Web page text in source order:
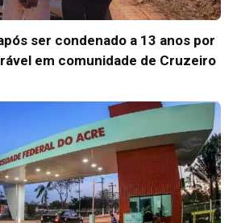
ser condenado a 13 anos por
em comunidade de Cruzeiro